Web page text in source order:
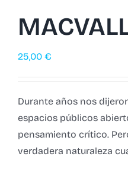
25,00 €
Durante años nos
espacios públicos
pensamiento crítico.
verdadera naturaleza